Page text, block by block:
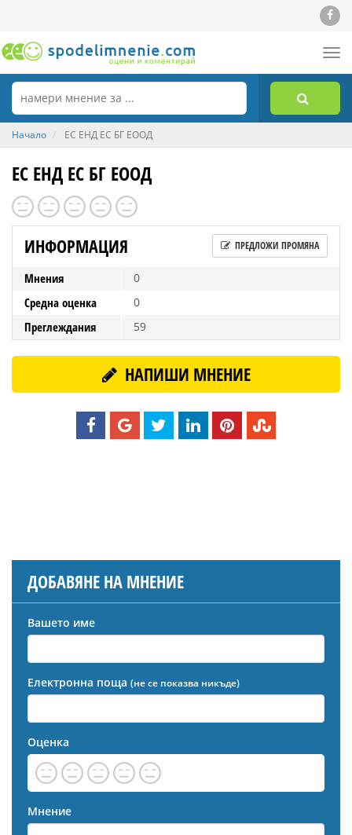
Начало ЕС ЕНД ЕС БГ ЕООД
ЕС ЕНД ЕС БГ ЕООД
ИНФОРМАЦИЯ ПРЕДЛОЖИ ПРОМЯНА
Мнения 0
Средна оценка 0
Преглеждания 59
НАПИШИ МНЕНИЕ
ДОБАВЯНЕ НА МНЕНИЕ
Вашето име
Електронна поща (не се показва никъде)
Оценка
Мнение